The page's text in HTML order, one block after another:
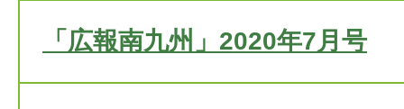
「広報南九州」2020年7月号